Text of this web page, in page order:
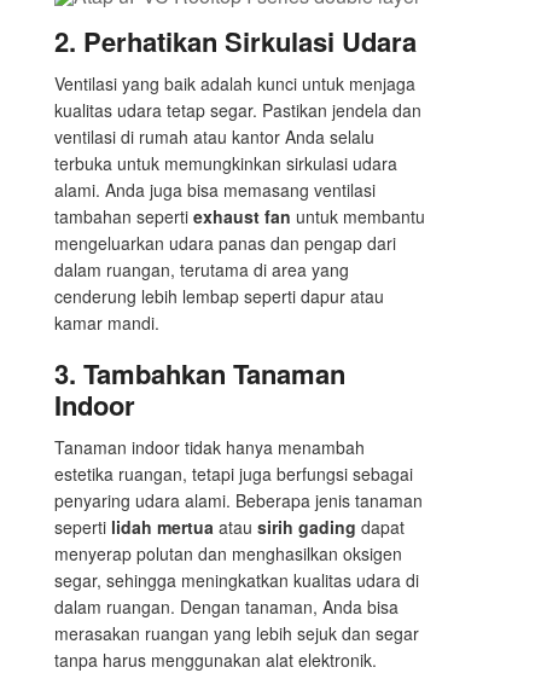
2. Perhatikan Sirkulasi Udara
Ventilasi yang baik adalah kunci untuk menjaga
kualitas udara tetap segar. Pastikan jendela dan
ventilasi di rumah atau kantor Anda selalu
terbuka untuk memungkinkan sirkulasi udara
alami. Anda juga bisa memasang ventilasi
tambahan seperti exhaust fan untuk membantu
mengeluarkan udara panas dan pengap dari
dalam ruangan, terutama di area yang
cenderung lebih lembap seperti dapur atau
kamar mandi.
3. Tambahkan Tanaman
Indoor
Tanaman indoor tidak hanya menambah
estetika ruangan, tetapi juga berfungsi sebagai
penyaring udara alami. Beberapa jenis tanaman
seperti lidah mertua atau sirih gading dapat
menyerap polutan dan menghasilkan oksigen
segar, sehingga meningkatkan kualitas udara di
dalam ruangan. Dengan tanaman, Anda bisa
merasakan ruangan yang lebih sejuk dan segar
tanpa harus menggunakan alat elektronik.